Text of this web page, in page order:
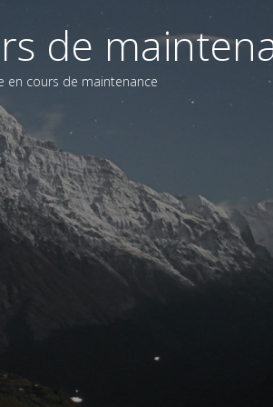
de
en cours de maintenance